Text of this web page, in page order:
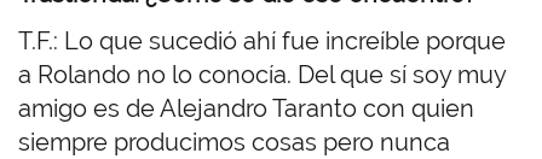
T.F.: Lo que sucedió ahí fue increíble porque
a Rolando no lo conocía. Del que sí soy muy
amigo es de Alejandro Taranto con quien
siempre producimos cosas pero nunca